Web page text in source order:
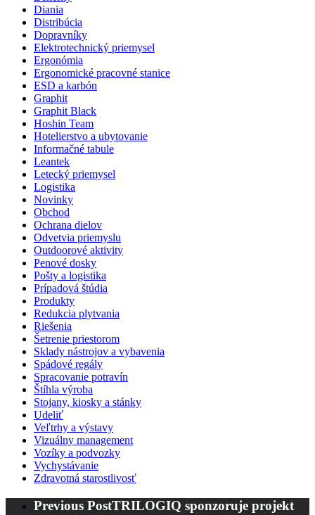
Diania
Distribúcia
Dopravníky
Elektrotechnický priemysel
Ergonómia
Ergonomické pracovné stanice
ESD a karbón
Graphit
Graphit Black
Hoshin Team
Hotelierstvo a ubytovanie
Informačné tabule
Leantek
Letecký priemysel
Logistika
Novinky
Obchod
Ochrana dielov
Odvetvia priemyslu
Outdoorové aktivity
Penové dosky
Pošty a logistika
Prípadová štúdia
Produkty
Redukcia plytvania
Riešenia
Šetrenie priestorom
Sklady nástrojov a vybavenia
Spádové regály
Spracovanie potravín
Štíhla výroba
Stojany, kiosky a stánky
Udeliť
Veľtrhy a výstavy
Vizuálny management
Vozíky a podvozky
Vychystávanie
Zdravotná starostlivosť
Previous PostTRILOGIQ sponzoruje projekt